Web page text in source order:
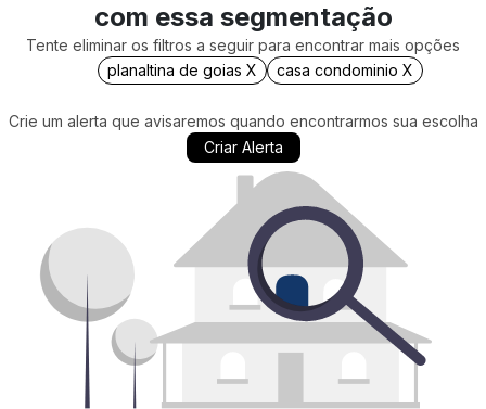
com essa segmentação
Tente eliminar os filtros a seguir para encontrar mais opções
planaltina de goias X
casa condominio X
Crie um alerta que avisaremos quando encontrarmos sua escolha
Criar Alerta